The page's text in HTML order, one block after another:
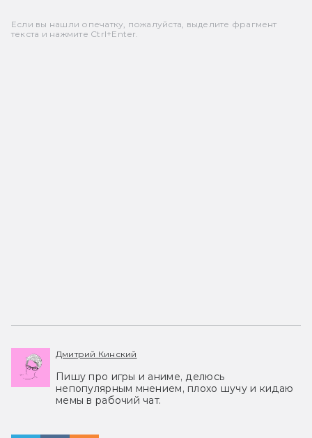
Если вы нашли опечатку, пожалуйста, выделите фрагмент
текста и нажмите Ctrl+Enter.
Дмитрий Кинский
Пишу про игры и аниме, делюсь
непопулярным мнением, плохо шучу и кидаю
мемы в рабочий чат.